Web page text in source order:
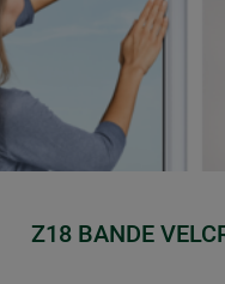
Z18 BANDE